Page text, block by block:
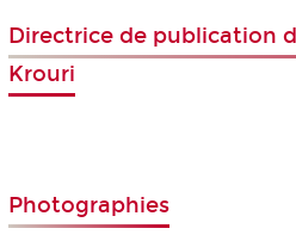
Directrice de publication
Krouri
Photographies